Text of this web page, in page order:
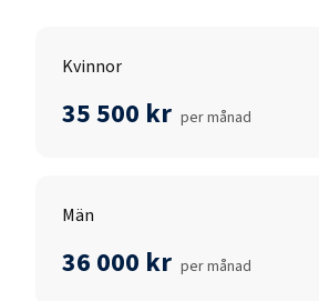
Kvinnor
35 500 kr per månad
Män
36 000 kr per månad